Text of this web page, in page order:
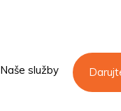
Naše služby